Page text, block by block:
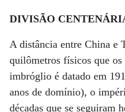
DIVISÃO
A distância entre China e
quilômetros físicos que
imbróglio é datado em
anos de domínio), o
décadas que se seguiram